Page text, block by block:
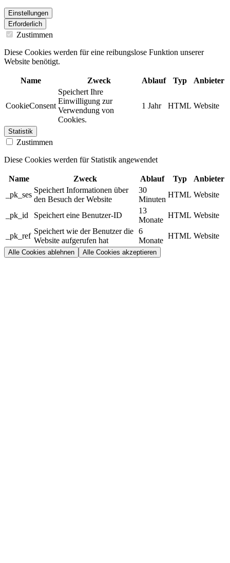
Einstellungen
Erforderlich
Zustimmen
Diese Cookies werden für eine reibungslose Funktion unserer
Website benötigt.
Name Zweck Ablauf Typ Anbieter
CookieConsent
Speichert Ihre
Einwilligung zur
Verwendung von
Cookies.
1 Jahr HTML Website
Statistik
Zustimmen
Diese Cookies werden für Statistik angewendet
Name Zweck Ablauf Typ
Anbieter
_pk_ses
Speichert Informationen über
den Besuch der Website
30
Minuten
HTML Website
_pk_id Speichert eine Benutzer-ID
13
Monate
HTML Website
_pk_ref
Speichert wie der Benutzer die
Website aufgerufen hat
6
Monate
HTML Website
Alle Cookies ablehnen Alle Cookies akzeptieren